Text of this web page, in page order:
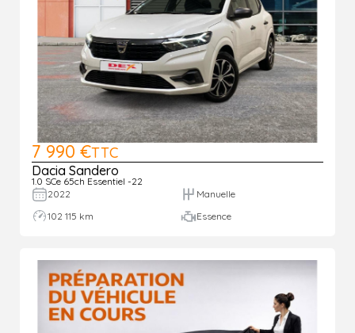
7 990 €TTC
Dacia Sandero
1.0 SCe 65ch Essentiel -22
2022
Manuelle
102 115 km
Essence